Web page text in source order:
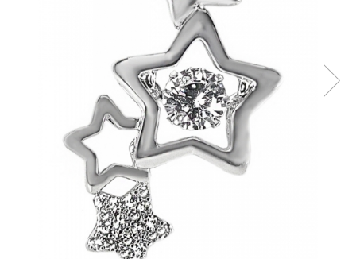
0 Lei - 100 Lei
100 Lei - 200 Lei
200 Lei - 300 Lei
300 Lei - 500 Lei
500 Lei - 1000 Lei